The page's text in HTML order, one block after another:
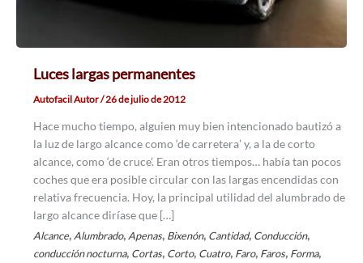
Luces largas permanentes
Autofacil Autor/26 de julio de 2012
Hace mucho tiempo, alguien muy bien intencionado bautizó a
la luz de largo alcance como ‘de carretera’ y, a la de corto
alcance, como ‘de cruce’. Eran otros tiempos… había tan pocos
coches que era posible circular con las largas encendidas con
relativa frecuencia. Hoy, la principal utilidad del alumbrado de
largo alcance diríase que […]
Alcance, Alumbrado, Apenas, Bixenón, Cantidad, Conducción,
conducción nocturna, Cortas, Corto, Cuatro, Faro, Faros, Forma,